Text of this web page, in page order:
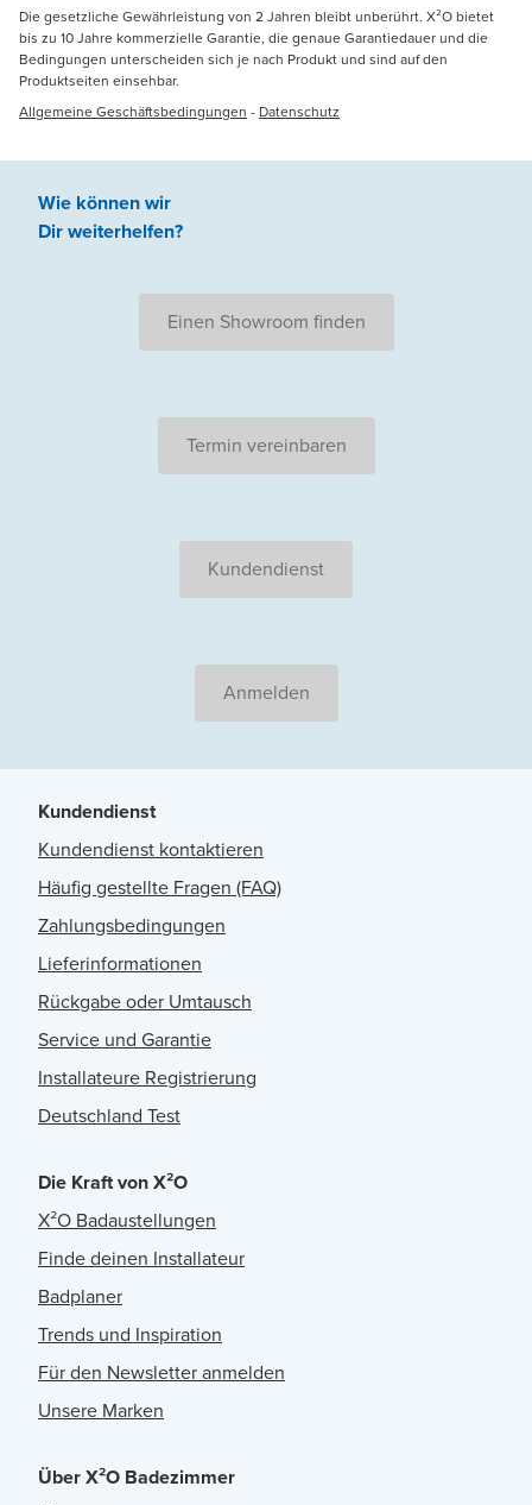
Die gesetzliche Gewährleistung von 2 Jahren bleibt unberührt. X²O bietet
bis zu 10 Jahre kommerzielle Garantie, die genaue Garantiedauer und die
Bedingungen unterscheiden sich je nach Produkt und sind auf den
Produktseiten einsehbar.
Allgemeine Geschäftsbedingungen - Datenschutz
Wie können wir
Dir weiterhelfen?
Einen Showroom finden
Termin vereinbaren
Kundendienst
Anmelden
Kundendienst
Kundendienst kontaktieren
Häufig gestellte Fragen (FAQ)
Zahlungsbedingungen
Lieferinformationen
Rückgabe oder Umtausch
Service und Garantie
Installateure Registrierung
Deutschland Test
Die Kraft von X²O
X²O Badaustellungen
Finde deinen Installateur
Badplaner
Trends und Inspiration
Für den Newsletter anmelden
Unsere Marken
Über X²O Badezimmer